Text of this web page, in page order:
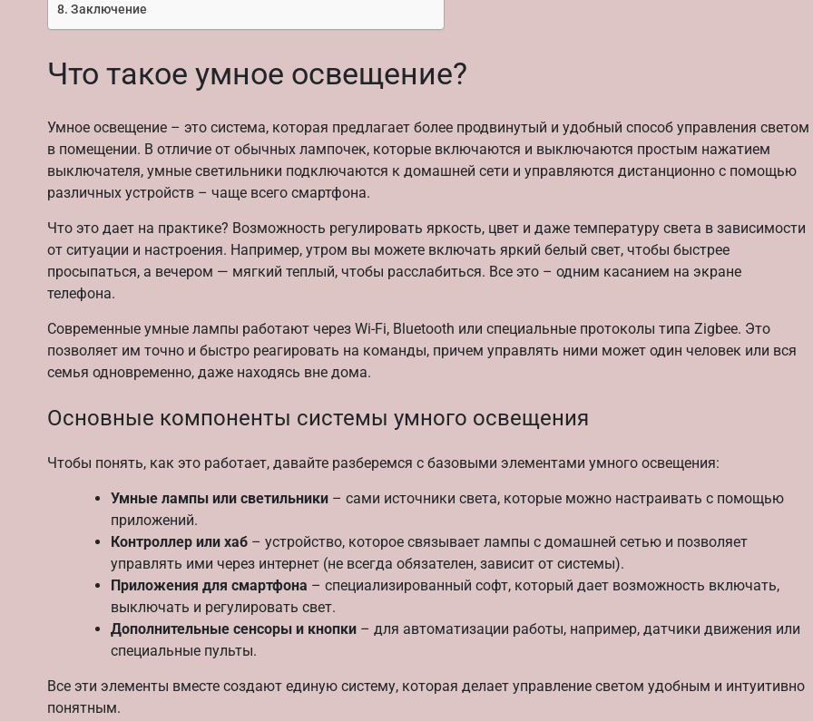
Заключение
Что такое умное освещение?
Умное освещение – это система, которая предлагает более продвинутый и удобный способ управления светом
в помещении. В отличие от обычных лампочек, которые включаются и выключаются простым нажатием
выключателя, умные светильники подключаются к домашней сети и управляются дистанционно с помощью
различных устройств – чаще всего смартфона.
Что это дает на практике? Возможность регулировать яркость, цвет и даже температуру света в зависимости
от ситуации и настроения. Например, утром вы можете включать яркий белый свет, чтобы быстрее
просыпаться, а вечером — мягкий теплый, чтобы расслабиться. Все это – одним касанием на экране
телефона.
Современные умные лампы работают через Wi-Fi, Bluetooth или специальные протоколы типа Zigbee. Это
позволяет им точно и быстро реагировать на команды, причем управлять ними может один человек или вся
семья одновременно, даже находясь вне дома.
Основные компоненты системы умного освещения
Чтобы понять, как это работает, давайте разберемся с базовыми элементами умного освещения:
Умные лампы или светильники – сами источники света, которые можно настраивать с помощью
приложений.
Контроллер или хаб – устройство, которое связывает лампы с домашней сетью и позволяет
управлять ими через интернет (не всегда обязателен, зависит от системы).
Приложения для смартфона – специализированный софт, который дает возможность включать,
выключать и регулировать свет.
Дополнительные сенсоры и кнопки – для автоматизации работы, например, датчики движения или
специальные пульты.
Все эти элементы вместе создают единую систему, которая делает управление светом удобным и интуитивно
понятным.